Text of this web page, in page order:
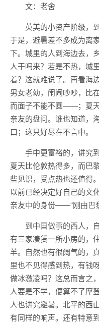
文：老舍
英美的小资产阶级，
于是，避暑差不多成为离
下。城里的人到海边去，
人干吗来？若是不热，城
着？这就难说了。再看海
男女老幼，闹闹吵吵，比
而面子不能不圆——；夏
亲友的盘问。谁也知道，
口；这只好尽在不言中。
手中更富裕的，讲究
夏天比伦敦热得多，而巴
些见识，受点热也还值得
以前已经决定好自己的文
亲友中的身份——“刚由巴
到中国做事的西人，
有三家凑赁一所小房的，
羊。自然也有很阔气的，
里也不见得感到热，有钱
做冰激凌吗？这总而言之
人要是不学，便算不了摩
人也讲究避暑。北平的西
有同样的响声。还有特意